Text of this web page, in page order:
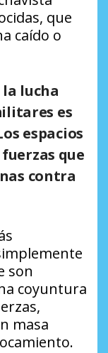
que
caído o
lucha
es
espacios
que
contra
son
coyuntura
masa